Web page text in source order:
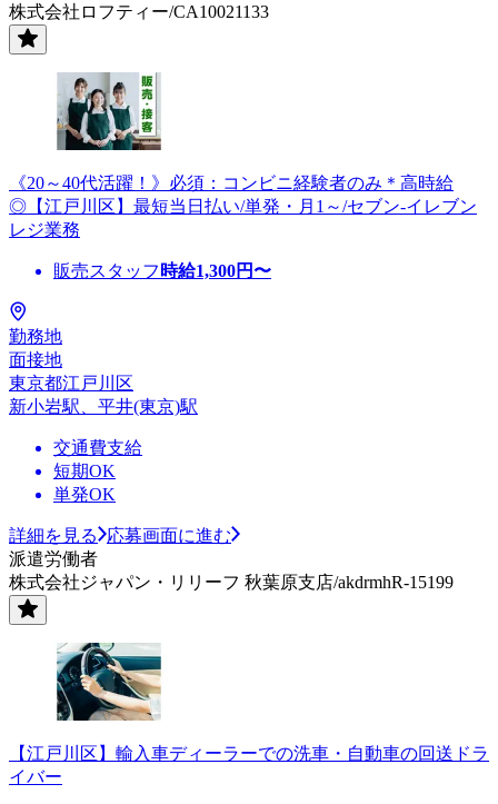
株式会社ロフティー/CA10021133
《20～40代活躍！》必須：コンビニ経験者のみ＊高時給
◎【江戸川区】最短当日払い/単発・月1～/セブン-イレブン
レジ業務
販売スタッフ 時給1,300円〜
勤務地
面接地
東京都江戸川区
新小岩駅、平井(東京)駅
交通費支給
短期OK
単発OK
詳細を見る
応募画面に進む
派遣労働者
株式会社ジャパン・リリーフ 秋葉原支店/akdrmhR-15199
【江戸川区】輸入車ディーラーでの洗車・自動車の回送ドラ
イバー